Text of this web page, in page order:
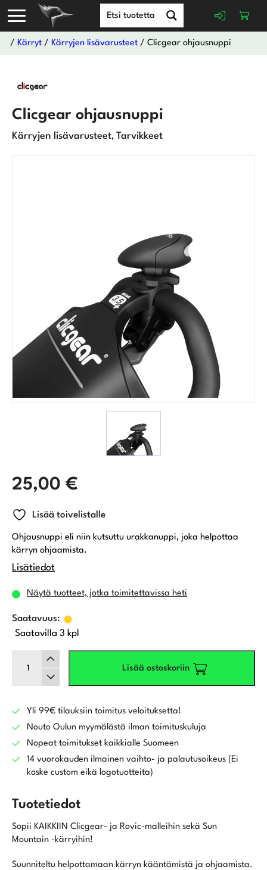
/Kärryt /Kärryjen lisävarusteet / Clicgear ohjausnuppi
Clicgear ohjausnuppi
Kärryjen lisävarusteet, Tarvikkeet
25,00 €
Lisää toivelistalle
Ohjausnuppi eli niin kutsuttu urakkanuppi, joka helpottaa
kärryn ohjaamista.
Lisätiedot
Näytä tuotteet, jotka toimitettavissa heti
Saatavilla 3 kpl
ohjausnuppi
Lisää ostoskoriin
Yli 99€ tilauksiin toimitus veloituksetta!
Nouto Oulun myymälästä ilman toimituskuluja
Nopeat toimitukset kaikkialle Suomeen
14 vuorokauden ilmainen vaihto- ja palautusoikeus (Ei
koske custom eikä logotuotteita)
Tuotetiedot
Sopii KAIKKIIN Clicgear- ja Rovic-malleihin sekä Sun
Mountain -kärryihin!
Suunniteltu helpottamaan kärryn kääntämistä ja ohjaamista.